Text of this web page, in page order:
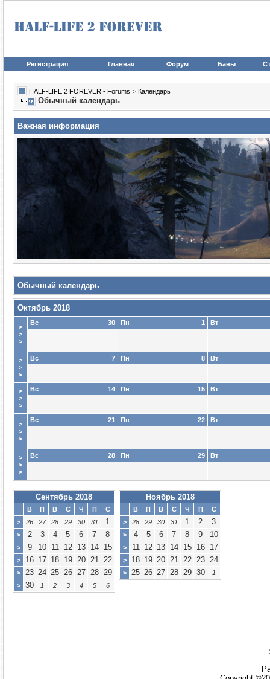
Регистрация Главная Форум Баны
HALF-LIFE 2 FOREVER - Forums > Календарь
Обычный календарь
Важная информация
Обычный календарь
Октябрь 2018
>
>
>
30
Вс 1
Пн Вт
>
>
>
7
Вс 8
Пн Вт
>
>
>
14
Вс 15
Пн Вт
>
>
>
21
Вс 22
Пн Вт
>
>
>
28
Вс 29
Пн Вт
Сентябрь 2018
В П В С Ч П
С
>
26 27 28 29 30 31 1
> 2 3 4 5 6 7 8
> 9 10 11 12 13 14 15
> 16 17 18 19 20 21 22
> 23 24 25 26 27 28 29
> 30 1 2 3 4 5 6
Ноябрь 2018
В П В С Ч П
С
>
28 29 30 31 1 2 3
> 4 5 6 7 8 9 10
> 11 12 13 14 15 16 17
> 18 19 20 21 22 23 24
> 25 26 27 28 29 30 1